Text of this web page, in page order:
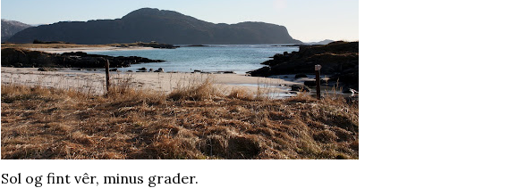
Sol og fint vêr, minus grader.